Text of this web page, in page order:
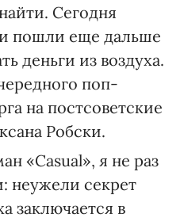
Сегодня
пошли еще дальше
деньги из воздуха.
поп-
на постсоветские
Робски.
«Casual», я не раз
неужели секрет
заключается в